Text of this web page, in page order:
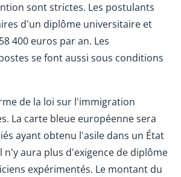
sont strictes. Les postulants
d'un diplôme universitaire et
400 euros par an. Les
se font aussi sous conditions
de la loi sur l'immigration
La carte bleue européenne sera
ayant obtenu l'asile dans un État
n'y aura plus d'exigence de diplôme
expérimentés. Le montant du